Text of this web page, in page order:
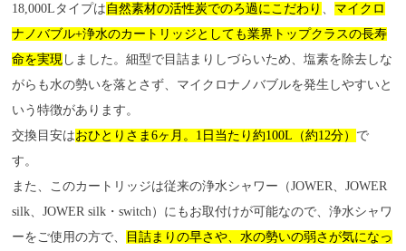
18,000Lタイプは 自然素材の活性炭でのろ過にこだわり
マイクロ
ナノバブル+浄水のカートリッジとしても業界トップクラスの長寿
命を実現 しました。細型で目詰まりしづらいため、塩素を除去しな
がらも水の勢いを落とさず、マイクロナノバブルを発生しやすいと
いう特徴があります。
交換目安はおひとりさま6ヶ月。1日当たり約100L（約12分） で
す。
また、このカートリッジは従来の浄水シャワー（JOWER、JOWER
silk、JOWER silk・switch）にもお取付けが可能なので、浄水シャワ
ーをご使用の方で、
目詰まりの早さや、水の勢いの弱さが気になっ